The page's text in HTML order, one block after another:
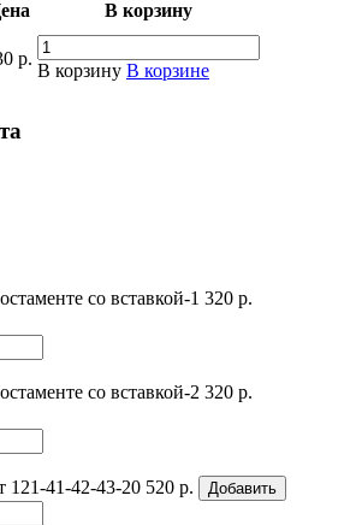
В корзину
р.
В корзину В корзине
со вставкой-1 320 р.
со вставкой-2 320 р.
121-41-42-43-20 520 р. Добавить